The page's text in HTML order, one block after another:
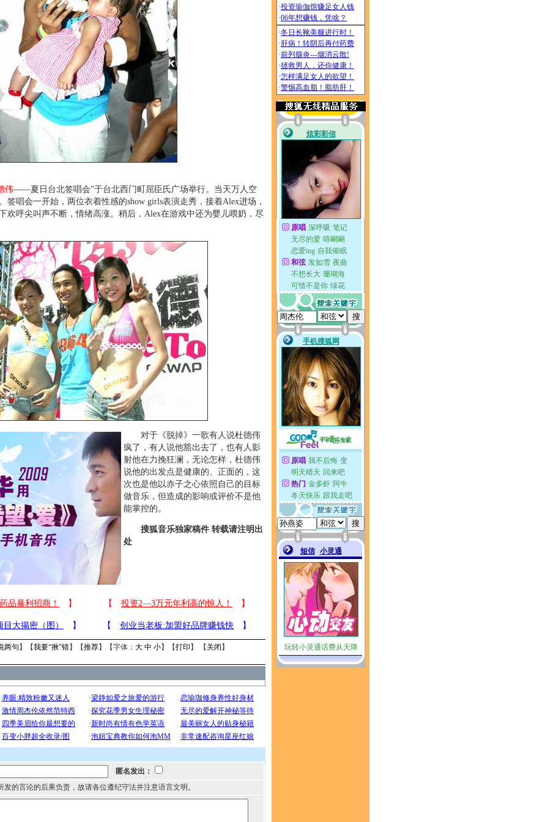
伟——夏日台北签唱会”于台北西门町屈臣氏广场举行。当天万人空
签唱会一开始，两位衣着性感的show girls表演走秀，接着Alex进场，
欢呼尖叫声不断，情绪高涨。稍后，Alex在游戏中还为婴儿喂奶，尽
对于《脱掉》一歌有人说杜德伟
疯了，有人说他豁出去了，也有人影
射他在力挽狂澜，无论怎样，杜德伟
说他的出发点是健康的、正面的，这
次也是他以赤子之心依照自己的目标
做音乐，但造成的影响或评价不是他
能掌控的。
搜狐音乐独家稿件 转载请注明出
处
两句 】【我要“揪”错】【推荐】【字体： 大 中 小】【打印 】 【 关闭 】
匿名发出：
发的言论的后果负责，故请各位遵纪守法并注意语言文明。